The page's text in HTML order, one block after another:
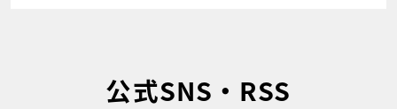
公式SNS・RSS